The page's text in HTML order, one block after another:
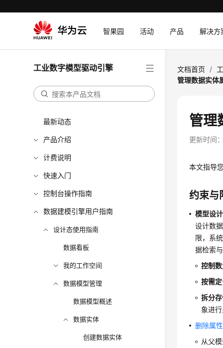
智果园 活动 产品 解决方
工业数字模型驱动引擎
最新动态
产品介绍
计费说明
快速入门
控制台操作指南
数据建模引擎用户指南
设计态使用指南
数据看板
我的工作空间
数据模型管理
数据模型概述
数据实体
创建数据实体
文档首页 /
管理数据实体
管理
更新时间
本文指导
约束与
模型设
设计数
限，系
据检索
控制
按需
拆分
象进
删除属性
从父